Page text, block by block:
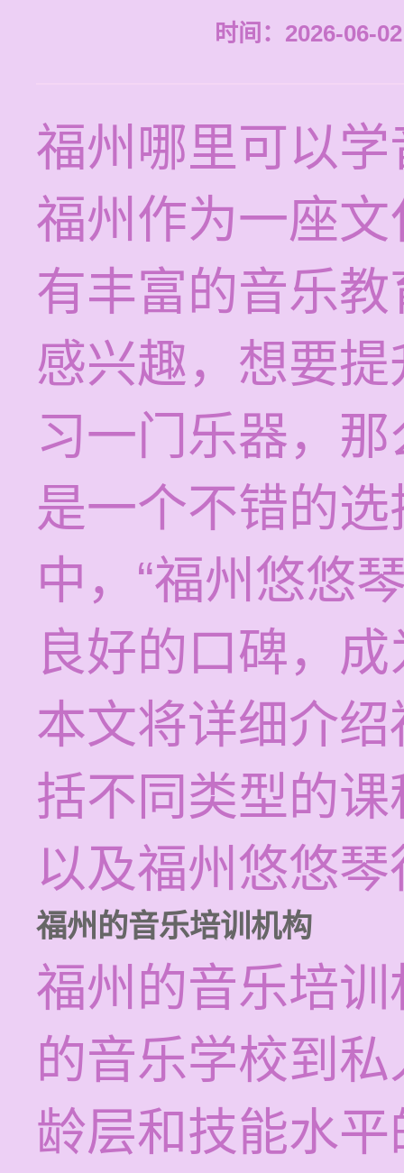
时间：2026-06-
福州哪里可以
福州作为一座
有丰富的音乐
感兴趣，想要
习一门乐器，
是一个不错的
中，“福州悠悠
良好的口碑，
本文将详细介
括不同类型的
以及福州悠悠
福州的音乐培训机构
福州的音乐培
的音乐学校到
龄层和技能水